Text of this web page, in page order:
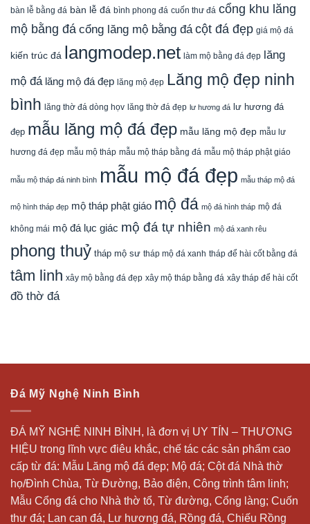
bàn lễ bằng đá bàn lễ đá bình phong đá cuốn thư đá cổng khu lăng
mộ bằng đá cổng lăng mộ bằng đá cột đá đẹp giá mộ đá
kiến trúc đá langmodep.net làm mộ bằng đá đẹp lăng
mộ đá lăng mộ đá đẹp lăng mộ đẹp Lăng mộ đẹp ninh
bình lăng thờ đá dòng họv lăng thờ đá đẹp lư hương đá lư hương đá
đẹp mẫu lăng mộ đá đẹp mẫu lăng mộ đẹp mẫu lư
hương đá đẹp mẫu mộ tháp mẫu mộ tháp bằng đá mẫu mộ tháp phật giáo
mẫu mộ tháp đá ninh bình mẫu mộ đá đẹp mẫu tháp mộ đá
mộ hình tháp đẹp mộ tháp phật giáo mộ đá mộ đá hình tháp mộ đá
không mái mộ đá lục giác mộ đá tự nhiên mộ đá xanh rêu
phong thuỷ tháp mộ sư tháp mộ đá xanh tháp để hài cốt bằng đá
tâm linh xây mộ bằng đá đẹp xây mộ tháp bằng đá xây tháp để hài cốt
đồ thờ đá
Đá Mỹ Nghệ Ninh Bình
ĐÁ MỸ NGHỆ NINH BÌNH, là đơn vị UY TÍN – THƯƠNG
HIỆU trong lĩnh vực điêu khắc, chế tác các sản phẩm cao
cấp từ đá: Mẫu Lăng mộ đá đẹp; Mộ đá; Cột đá Nhà thờ
họ/Đình Chùa, Từ Đường, Bảo điện, Công trình tâm linh;
Mẫu Cổng đá cho Nhà thờ tổ, Từ đường, Cổng làng; Cuốn
thư đá; Lan can đá, Lư hương đá, Rồng đá, Chiếu Rồng